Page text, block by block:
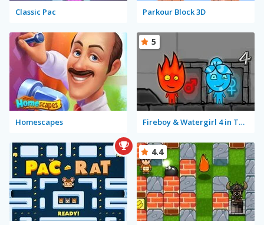
Classic Pac Parkour Block 3D
Homescapes Fireboy & Watergirl 4 in The Crystal Temple
5
4.4